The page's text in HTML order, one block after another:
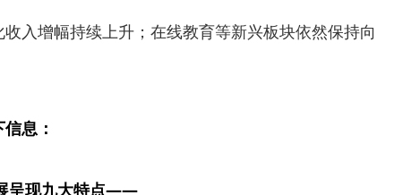
增幅持续上升；在线教育等新兴板块依然保持向
息：
呈现九大特点——